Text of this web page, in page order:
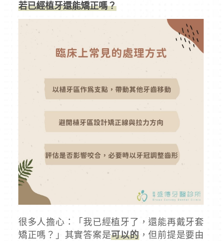
若已經植牙還能矯正嗎？
很多人擔心：「我已經植牙了，還能再戴牙套
矯正嗎？」其實答案是可以的，但前提是要由